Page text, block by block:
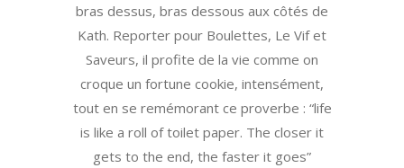
bras dessus, bras dessous aux côtés de
Kath. Reporter pour Boulettes, Le Vif et
Saveurs, il profite de la vie comme on
croque un fortune cookie, intensément,
tout en se remémorant ce proverbe : “life
is like a roll of toilet paper. The closer it
gets to the end, the faster it goes”